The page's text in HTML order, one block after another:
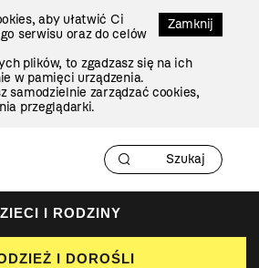
Zamknij
aby ułatwić Ci
serwisu oraz do celów
plików, to zgadzasz się na ich
w pamięci urządzenia.
samodzielnie zarządzać cookies,
przeglądarki.
I RODZINY
I DOROŚLI